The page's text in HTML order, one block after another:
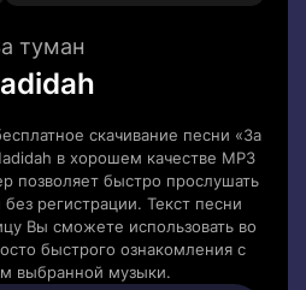
туман
скачивание песни «За
в хорошем качестве MP3
позволяет быстро прослушать
регистрации. Текст песни
Вы сможете использовать во
быстрого ознакомления с
выбранной музыки.